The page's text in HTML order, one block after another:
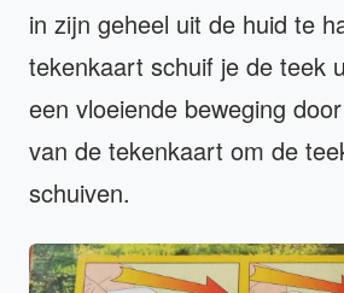
in zijn geheel uit de huid te
tekenkaart schuif je de teek
een vloeiende beweging
van de tekenkaart om de
schuiven.